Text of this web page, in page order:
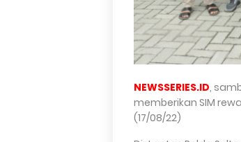
NEWSSERIES.ID,
memberikan SIM
(17/08/22)